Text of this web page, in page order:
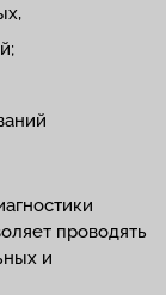
проводять
и